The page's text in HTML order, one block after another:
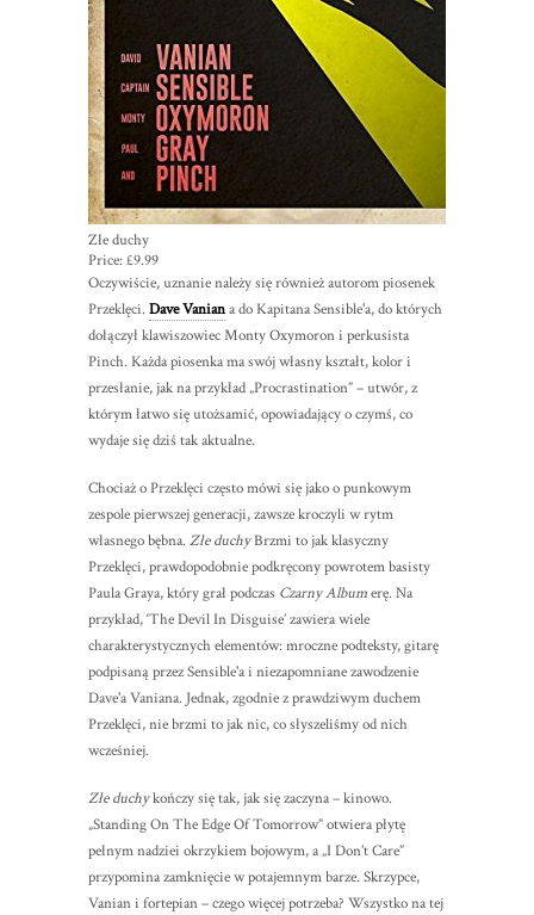
Złe duchy
Price:£9.99
Oczywiście, uznanie należy się również autorom piosenek
Przeklęci. Dave Vaniana do Kapitana Sensible'a, do których
dołączył klawiszowiec Monty Oxymoron i perkusista
Pinch. Każda piosenka ma swój własny kształt, kolor i
przesłanie, jak na przykład „Procrastination” – utwór, z
którym łatwo się utożsamić, opowiadający o czymś, co
wydaje się dziś tak aktualne.
Chociaż o Przeklęci często mówi się jako o punkowym
zespole pierwszej generacji, zawsze kroczyli w rytm
własnego bębna. Złe duchyBrzmi to jak klasyczny
Przeklęci, prawdopodobnie podkręcony powrotem basisty
Paula Graya, który grał podczas Czarny Albumerę. Na
przykład, ‘The Devil In Disguise’ zawiera wiele
charakterystycznych elementów: mroczne podteksty, gitarę
podpisaną przez Sensible'a i niezapomniane zawodzenie
Dave'a Vaniana. Jednak, zgodnie z prawdziwym duchem
Przeklęci, nie brzmi to jak nic, co słyszeliśmy od nich
wcześniej.
Złe duchykończy się tak, jak się zaczyna – kinowo.
„Standing On The Edge Of Tomorrow” otwiera płytę
pełnym nadziei okrzykiem bojowym, a „I Don’t Care”
przypomina zamknięcie w potajemnym barze. Skrzypce,
Vanian i fortepian – czego więcej potrzeba? Wszystko na tej